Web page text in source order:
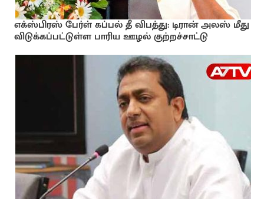
எக்ஸ்பிரஸ் பேர்ள் கப்பல் தீ விபத்து: டிரான் அலஸ் மீது
விடுக்கப்பட்டுள்ள பாரிய ஊழல் குற்றச்சாட்டு